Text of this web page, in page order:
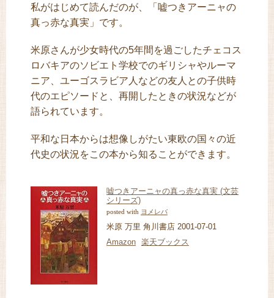
私がはじめて読んだのが、「嘘つきアーニャの
真っ赤な真実」です。
米原さんが少女時代の5年間を過ごしたチェコス
ロバキアのソビエト学校でのギリシャやルーマ
ニア、ユーゴスラビア人などの友人との子供時
代のエピソードと、再開したときの状況などが
語られています。
平和な日本からは想像しがたい東欧の国々の近
代史の状況をこの本から知ることができます。
嘘つきアーニャの真っ赤な真実 (文芸
シリーズ)
posted with ヨメレバ
米原 万里 角川書店 2001-07-01
Amazon 楽天ブックス